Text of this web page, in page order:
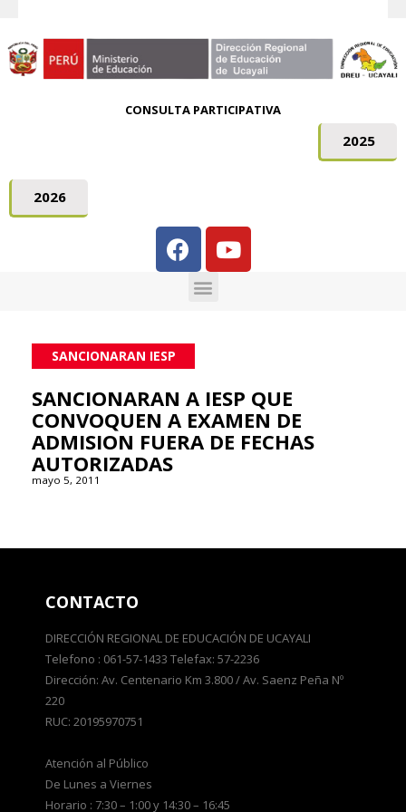
CONSULTA PARTICIPATIVA
2025
2026
SANCIONARAN IESP
SANCIONARAN A IESP QUE
CONVOQUEN A EXAMEN DE
ADMISION FUERA DE FECHAS
AUTORIZADAS
mayo 5, 2011
CONTACTO
DIRECCIÓN REGIONAL DE EDUCACIÓN DE UCAYALI
Telefono : 061-57-1433 Telefax: 57-2236
Dirección: Av. Centenario Km 3.800 / Av. Saenz Peña Nº
220
RUC: 20195970751
Atención al Público
De Lunes a Viernes
Horario : 7:30 – 1:00 y 14:30 – 16:45